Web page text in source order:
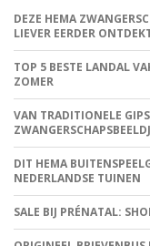
DEZE HEMA
LIEVER EERDER
TOP 5 BESTE LANDAL
ZOMER
VAN TRADITIONELE
DIT HEMA
NEDERLANDSE TUINEN
SALE BIJ PRÉNATAL: